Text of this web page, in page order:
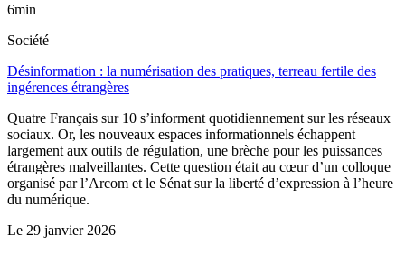
6min
Société
Désinformation : la numérisation des pratiques, terreau fertile des
ingérences étrangères
Quatre Français sur 10 s’informent quotidiennement sur les réseaux
sociaux. Or, les nouveaux espaces informationnels échappent
largement aux outils de régulation, une brèche pour les puissances
étrangères malveillantes. Cette question était au cœur d’un colloque
organisé par l’Arcom et le Sénat sur la liberté d’expression à l’heure
du numérique.
Le 29 janvier 2026